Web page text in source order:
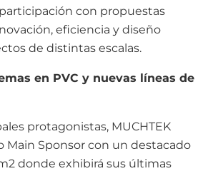
con propuestas
eficiencia y diseño
de distintas escalas.
en PVC y nuevas líneas de
protagonistas, MUCHTEK
Main Sponsor con un destacado
donde exhibirá sus últimas